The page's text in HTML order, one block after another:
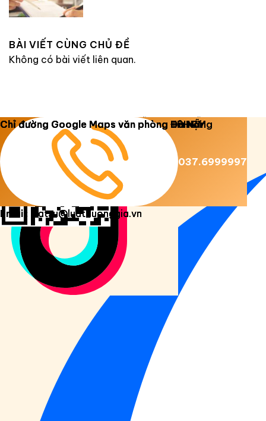
BÀI VIẾT CÙNG CHỦ ĐỀ
Không có bài viết liên quan.
Copyright 2026 © Luật Dương Gia